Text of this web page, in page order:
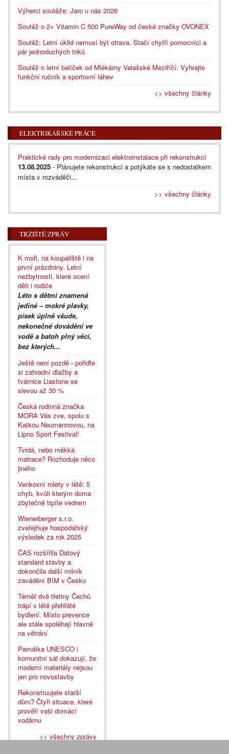
Výherci soutěže: Jaro u nás 2026
Soutěž o 2× Vitamin C 500 PureWay od české značky OVONEX
Soutěž: Letní úklid nemusí být otrava. Stačí chytří pomocníci a
pár jednoduchých triků
Soutěž o letní balíček od Mlékárny Valašské Meziříčí: Vyhrajte
funkční ručník a sportovní láhev
>> všechny články
ELEKTRIKÁŘSKÉ PRÁCE
Praktické rady pro modernizaci elektroinstalace při rekonstrukci
13.08.2025 - Plánujete rekonstrukci a potýkáte se s nedostatkem
místa v rozváděči...
>> všechny články
TRŽIŠTĚ ZPRÁV
K moři, na koupaliště i na
první prázdniny. Letní
nezbytnosti, které ocení
děti i rodiče
Léto s dětmi znamená
jediné – mokré plavky,
písek úplně všude,
nekonečné dovádění ve
vodě a batoh plný věcí,
bez kterých...
Ještě není pozdě - pořiďte
si zahradní dlažby a
tvárnice Liastone se
slevou až 30 %
Česká rodinná značka
MORA Vás zve, spolu s
Katkou Neumannovou, na
Lipno Sport Festival!
Tvrdá, nebo měkká
matrace? Rozhoduje něco
jiného
Venkovní rolety v létě: 5
chyb, kvůli kterým doma
zbytečně trpíte vedrem
Wienerberger s.r.o.
zveřejňuje hospodářský
výsledek za rok 2025
ČAS rozšířila Datový
standard stavby a
dokončila další milník
zavádění BIM v Česku
Téměř dvě třetiny Čechů
trápí v létě přehřáté
bydlení. Místo prevence
ale stále spoléhají hlavně
na větrání
Památka UNESCO i
komunitní sál dokazují, že
moderní materiály nejsou
jen pro novostavby
Rekonstruujete starší
dům? Čtyři situace, které
prověří vaši domácí
vodárnu
>> všechny zprávy